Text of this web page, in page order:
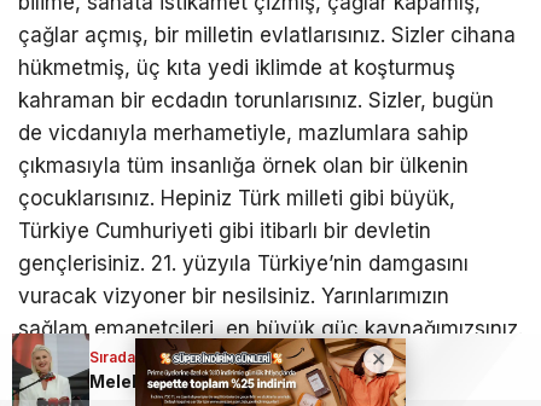
çağlar açmış, bir milletin evlatlarısınız. Sizler cihana
hükmetmiş, üç kıta yedi iklimde at koşturmuş
kahraman bir ecdadın torunlarısınız. Sizler, bugün
de vicdanıyla merhametiyle, mazlumlara sahip
çıkmasıyla tüm insanlığa örnek olan bir ülkenin
çocuklarısınız. Hepiniz Türk milleti gibi büyük,
Türkiye Cumhuriyeti gibi itibarlı bir devletin
gençlerisiniz. 21. yüzyıla Türkiye’nin damgasını
vuracak vizyoner bir nesilsiniz. Yarınlarımızın
sağlam emanetçileri, en büyük güç kaynağımızsınız.
O yüzden sizler güçlü, dirayetli, özgüvenli
olacaksınız. Başkalarına karşı boynunuzu
Sıradaki Haber
Melek Mızrak Subaşı’ndan sürpriz karar: Yeni Parti’ye katıldı